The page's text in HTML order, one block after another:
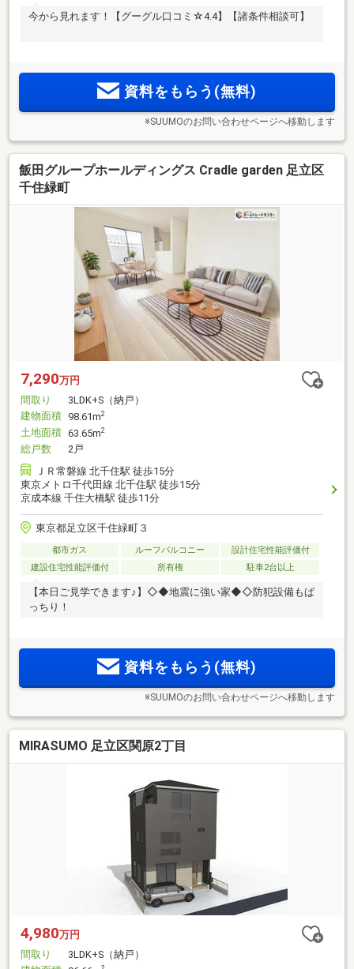
今から見れます！【グーグル口コミ☆4.4】【諸条件相談可】
資料をもらう(無料)
※SUUMOのお問い合わせページへ移動します
飯田グループホールディングス Cradle garden 足立区
千住緑町
7,290万円
間取り
3LDK+S（納戸）
建物面積 98.61m2
土地面積 63.65m2
総戸数
2戸
ＪＲ常磐線 北千住駅 徒歩15分
東京メトロ千代田線 北千住駅 徒歩15分
京成本線 千住大橋駅 徒歩11分
東京都足立区千住緑町３
都市ガス ルーフバルコニー
設計住宅性能評価付
建設住宅性能評価付
所有権 駐車2台以上
【本日ご見学できます♪】◇◆地震に強い家◆◇防犯設備もば
っちり！
資料をもらう(無料)
※SUUMOのお問い合わせページへ移動します
MIRASUMO 足立区関原2丁目
4,980万円
間取り
3LDK+S（納戸）